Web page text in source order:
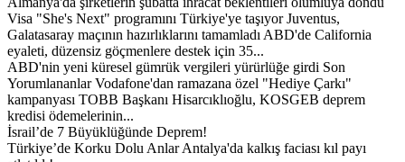
Visa "She's Next" programını Türkiye'ye taşıyor Juventus,
Galatasaray maçının hazırlıklarını tamamladı ABD'de California
eyaleti, düzensiz göçmenlere destek için 35...
ABD'nin yeni küresel gümrük vergileri yürürlüğe girdi Son
Yorumlananlar Vodafone'dan ramazana özel "Hediye Çarkı"
kampanyası TOBB Başkanı Hisarcıklıoğlu, KOSGEB deprem
kredisi ödemelerinin...
İsrail’de 7 Büyüklüğünde Deprem!
Türkiye’de Korku Dolu Anlar Antalya'da kalkış faciası kıl payı